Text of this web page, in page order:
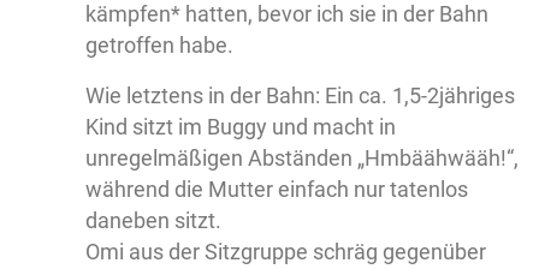
kämpfen* hatten, bevor ich sie in der Bahn
getroffen habe.
Wie letztens in der Bahn: Ein ca. 1,5-2jähriges
Kind sitzt im Buggy und macht in
unregelmäßigen Abständen „Hmbäähwääh!“,
während die Mutter einfach nur tatenlos
daneben sitzt.
Omi aus der Sitzgruppe schräg gegenüber